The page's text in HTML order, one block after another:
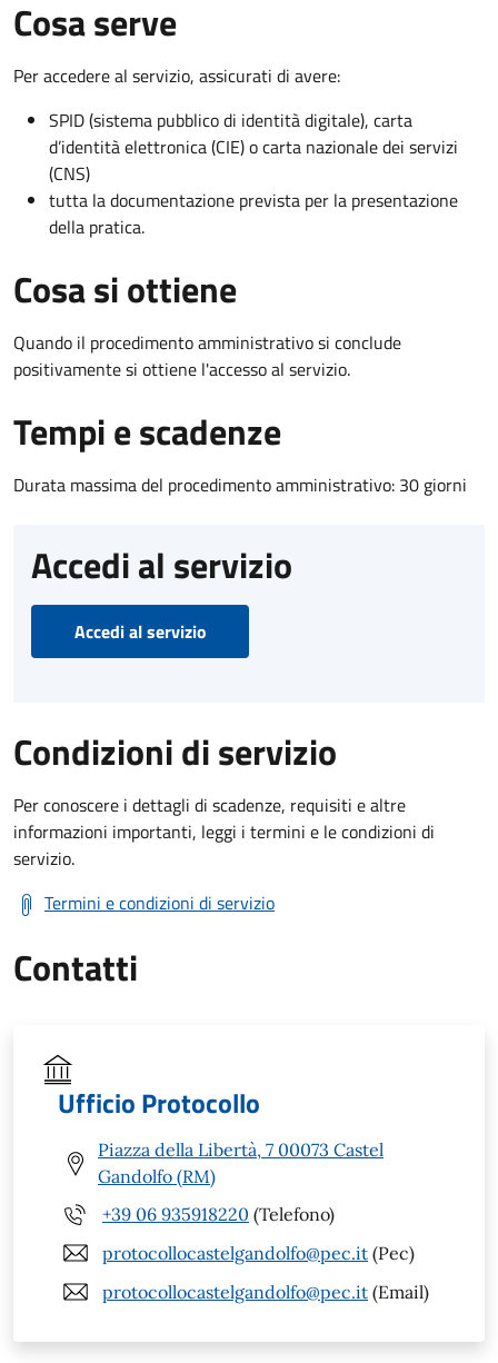
Cosa serve
Per accedere al servizio, assicurati di avere:
SPID (sistema pubblico di identità digitale), carta
d’identità elettronica (CIE) o carta nazionale dei servizi
(CNS)
tutta la documentazione prevista per la presentazione
della pratica.
Cosa si ottiene
Quando il procedimento amministrativo si conclude
positivamente si ottiene l'accesso al servizio.
Tempi e scadenze
Durata massima del procedimento amministrativo: 30 giorni
Accedi al servizio
Accedi al servizio
Condizioni di servizio
Per conoscere i dettagli di scadenze, requisiti e altre
informazioni importanti, leggi i termini e le condizioni di
servizio.
Termini e condizioni di servizio
Contatti
Ufficio Protocollo
Piazza della Libertà, 7 00073 Castel
Gandolfo (RM)
+39 06 935918220 (Telefono)
protocollocastelgandolfo@pec.it (Pec)
protocollocastelgandolfo@pec.it (Email)